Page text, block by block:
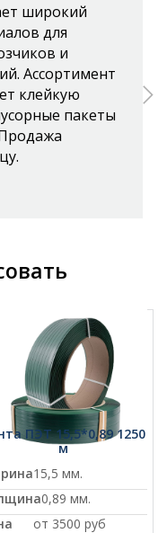
широкий
для
и
Ассортимент
клейкую
пакеты
ПЭТ 15,5*0,89 1250
м
15,5 мм.
0,89 мм.
от 3500 руб